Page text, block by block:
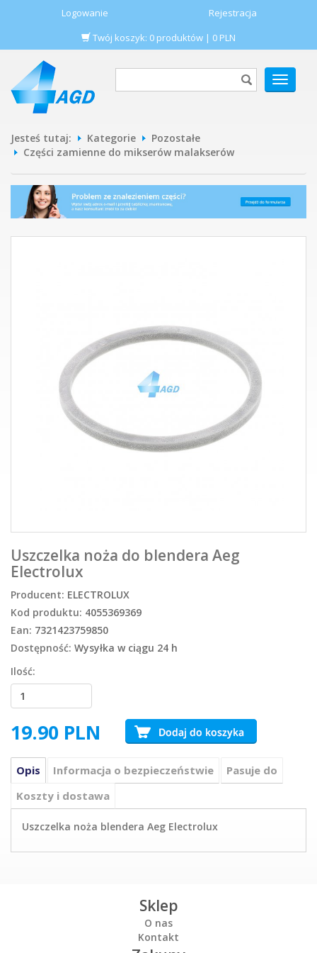
Logowanie
Rejestracja
Twój koszyk: 0 produktów | 0 PLN
POKAŻ
MENU
Jesteś tutaj: Kategorie
Pozostałe
Części zamienne do mikserów malakserów
Uszczelka noża do blendera Aeg
Electrolux
Producent: ELECTROLUX
Kod produktu: 4055369369
Ean: 7321423759850
Dostępność: Wysyłka w ciągu 24 h
Ilość:
19.90 PLN
Opis Informacja o bezpieczeństwie
Pasuje do
Koszty i dostawa
Uszczelka noża blendera Aeg Electrolux
Sklep
O nas
Kontakt